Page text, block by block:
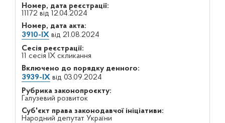
Номер, дата реєстрації:
11172 від 12.04.2024
Номер, дата акта:
3910-IXвід 21.08.2024
Сесія реєстрації:
11 сесія IX скликання
Включено до порядку денного:
3939-IXвід 03.09.2024
Рубрика законопроєкту:
Галузевий розвиток
Суб'єкт права законодавчої ініціативи:
Народний депутат України